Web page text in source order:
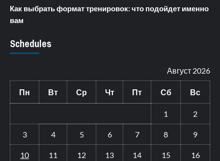
Как выбрать формат тренировок: что подойдет именно
вам
Schedules
Август 2026
Пн Вт Ср Чт Пт Сб Вс
1 2
3 4 5 6 7 8 9
10 11 12 13 14 15 16